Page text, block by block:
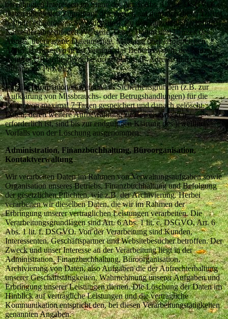
berechtigten Interessen im Sinne des Art. 6 Abs. 1 lit. f. DSGVO
Daten über jeden Zugriff auf den Server, auf dem sich dieser Dienst
befindet (sogenannte Serverlogfiles). Zu den Zugriffsdaten gehören
Name der abgerufenen Webseite, Datei, Datum und Uhrzeit des
Abrufs, übertragene Datenmenge, Meldung über erfolgreichen
Abruf, Browsertyp nebst Version, das Betriebssystem des Nutzers,
Referrer URL (die zuvor besuchte Seite), IP-Adresse und der
anfragende Provider.
Logfile-Informationen werden aus Sicherheitsgründen (z.B. zur
Aufklärung von Missbrauchs- oder Betrugshandlungen) für die
Dauer von maximal 7 Tagen gespeichert und danach gelöscht.
Daten, deren weitere Aufbewahrung zu Beweiszwecken
erforderlich ist, sind bis zur endgültigen Klärung des jeweiligen
Vorfalls von der Löschung ausgenommen.
Administration, Finanzbuchhaltung, Büroorganisation,
Kontaktverwaltung
Wir verarbeiten Daten im Rahmen von Verwaltungsaufgaben sowie
Organisation unseres Betriebs, Finanzbuchhaltung und Befolgung
der gesetzlichen Pflichten, wie z.B. der Archivierung. Herbei
verarbeiten wir dieselben Daten, die wir im Rahmen der
Erbringung unserer vertraglichen Leistungen verarbeiten. Die
Verarbeitungsgrundlagen sind Art. 6 Abs. 1 lit. c. DSGVO, Art. 6
Abs. 1 lit. f. DSGVO. Von der Verarbeitung sind Kunden,
Interessenten, Geschäftspartner und Websitebesucher betroffen. Der
Zweck und unser Interesse an der Verarbeitung liegt in der
Administration, Finanzbuchhaltung, Büroorganisation,
Archivierung von Daten, also Aufgaben die der Aufrechterhaltung
unserer Geschäftstätigkeiten, Wahrnehmung unserer Aufgaben und
Erbringung unserer Leistungen dienen. Die Löschung der Daten im
Hinblick auf vertragliche Leistungen und die vertragliche
Kommunikation entspricht den, bei diesen Verarbeitungstätigkeiten
genannten Angaben.